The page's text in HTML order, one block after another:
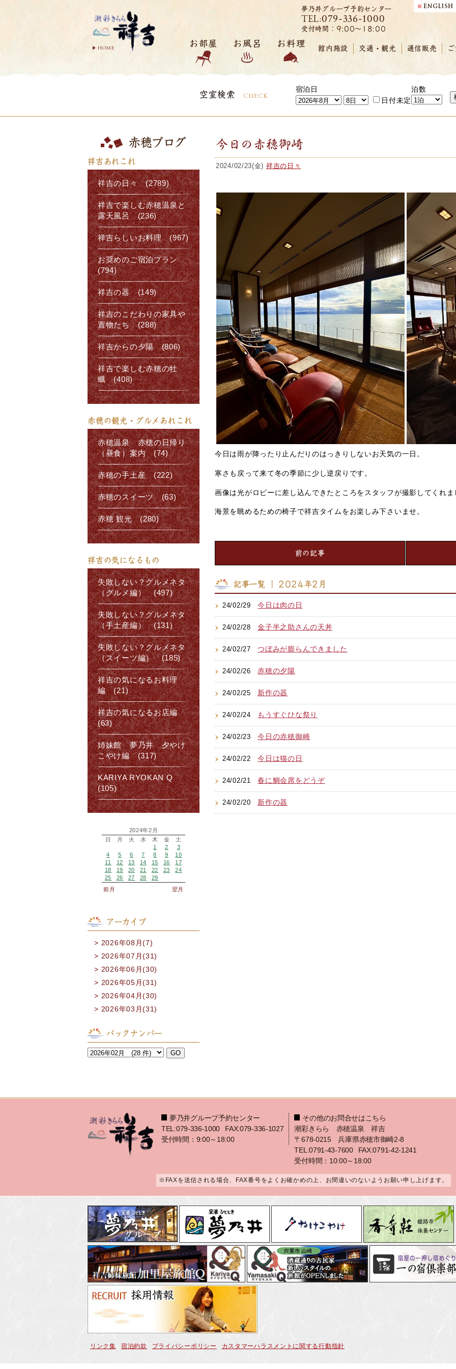
HOME
夢乃井グループ予約センター
TEL:079-336-1000
受付時間：9:00～18:00
お部屋 お風呂 お料理
館内施設 交通・観光 通信販売
空室検索 CHECK
宿泊日
日付未定
泊数
今日の赤穂御崎
2024/02/23(金) 祥吉の日々
今日は雨が降ったり止んだりのはっきりしないお天気の一日。
寒さも戻って来て冬の季節に少し逆戻りです。
画像は光がロビーに差し込んできたところをスタッフが撮影してくれま
海景を眺めるための椅子で祥吉タイムをお楽しみ下さいませ。
前の記事
記事一覧 ｜ 2024年2月
24/02/29今日は肉の日
24/02/28金子半之助さんの天丼
24/02/27つぼみが膨らんできました
24/02/26赤穂の夕陽
24/02/25 新作の器
24/02/24 もうすぐひな祭り
24/02/23今日の赤穂御崎
24/02/22今日は猫の日
24/02/21春に鯛会席をどうぞ
24/02/20 新作の器
赤穂ブログ
祥吉あれこれ
祥吉の日々 (2789)
祥吉で楽しむ赤穂温泉と
露天風呂 (236)
祥吉らしいお料理 (967)
お奨めのご宿泊プラン
(794)
祥吉の器 (149)
祥吉のこだわりの家具や
置物たち (288)
祥吉からの夕陽 (806)
祥吉で楽しむ赤穂の牡
蠣 (408)
赤穂の観光・グルメあれこれ
赤穂温泉 赤穂の日帰り
（昼食）案内 (74)
赤穂の手土産 (222)
赤穂のスイーツ (63)
赤穂 観光 (280)
祥吉の気になるもの
失敗しない？グルメネタ
（グルメ編） (497)
失敗しない？グルメネタ
（手土産編） (131)
失敗しない？グルメネタ
（スイーツ編） (185)
祥吉の気になるお料理
編 (21)
祥吉の気になるお店編
(63)
姉妹館 夢乃井 夕やけ
こやけ編 (317)
KARIYA RYOKAN Q
(105)
2024年2月
日
月 火 水 木 金
土
1
2
3
4
5 6 7 8 9
10
11
12 13 14 15 16
17
18
19 20 21 22 23
24
25
26 27 28
29
前月
翌月
アーカイブ
2026年08月(7)
2026年07月(31)
2026年06月(30)
2026年05月(31)
2026年04月(30)
2026年03月(31)
バックナンバー
夢乃井グループ予約センター
TEL:079-336-1000
FAX:079-336-1027
受付時間：9:00～18:00
その他のお問合せはこちら
潮彩きらら 赤穂温泉 祥吉
〒678-0215 兵庫県赤穂市御崎2-8
TEL:0791-43-7600
FAX:0791-42-1241
受付時間：10:00～18:00
※FAXを送信される場合、FAX番号をよくお確かめの上、お間違いのないようお願い申し上げます。
リンク集 宿泊約款 プライバシーポリシー カスタマーハラスメントに関する行動指針